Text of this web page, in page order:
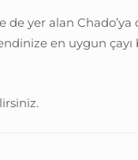
yer alan Chado’ya
en uygun